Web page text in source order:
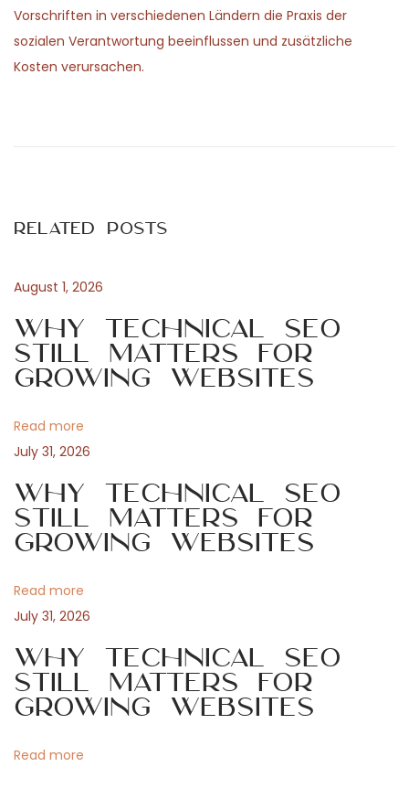
Vorschriften in verschiedenen Ländern die Praxis der
sozialen Verantwortung beeinflussen und zusätzliche
Kosten verursachen.
s
n
a
i
g
a
t
i
o
n
o
s
o
s
t
e
a
c
i
a
e
l
d
i
s
ñ
o
á
f
Related Posts
August 1, 2026
Why Technical SEO
Still Matters for
Growing Websites
Read more
July 31, 2026
Why Technical SEO
Still Matters for
Growing Websites
Read more
July 31, 2026
Why Technical SEO
Still Matters for
Growing Websites
Read more